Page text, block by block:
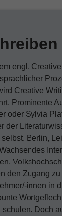
engl.
Creative
Prominente
oder Sylvia
der
Berlin,
den Zugang
innen in
Doch